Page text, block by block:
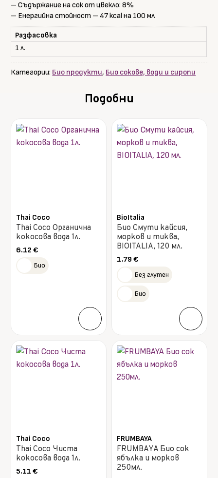
– Съдържание на сок от цвекло: 8%
– Енергийна стойност – 47 kcal на 100 мл
Разфасовка
1 л.
Категории: Био продукти, Био сокове, води и сиропи
Подобни
Thai Coco
Thai Coco Органична
кокосова вода 1л.
6.12€
Био
BioItalia
Био Смути кайсия,
морков и тиква,
BIOITALIA, 120 мл.
1.79 €
Без глутен
Био
Thai Coco
Thai Coco Чиста
кокосова вода 1л.
5.11€
FRUMBAYA
FRUMBAYA Био сок
ябълка и морков
250мл.